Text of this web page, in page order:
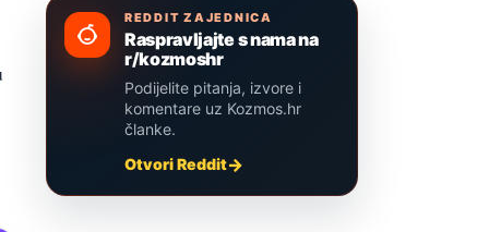
REDDIT ZAJEDNICA
Raspravljajte s nama na
r/kozmoshr
Podijelite pitanja, izvore i
komentare uz Kozmos.hr
članke.
Otvori Reddit